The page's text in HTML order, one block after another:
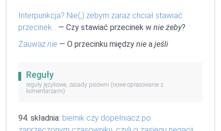
Interpunkcja? Nie(,) żebym zaraz chciał stawiać
przecinek...
— Czy stawiać przecinek w nie żeby?
Zauważ nie — O przecinku między nie a jeśli
Reguły
reguły językowe, zasady pisowni (nowe opracowanie z
komentarzami)
94. składnia: biernik czy dopełniacz po